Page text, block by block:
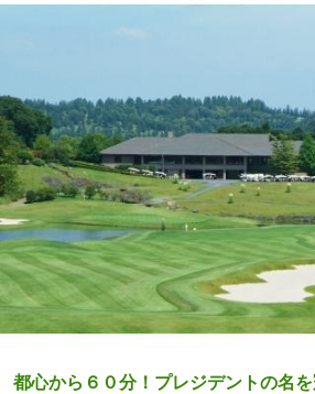
都心から６０分！プレジデントの名